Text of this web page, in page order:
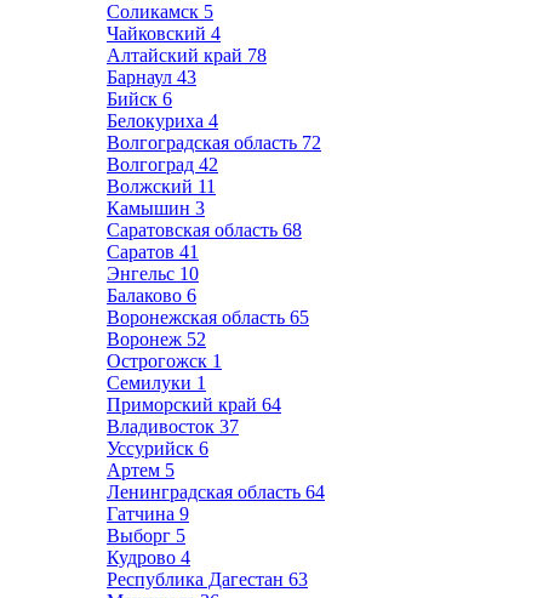
Соликамск 5
Чайковский 4
Алтайский край 78
Барнаул 43
Бийск 6
Белокуриха 4
Волгоградская область 72
Волгоград 42
Волжский 11
Камышин 3
Саратовская область 68
Саратов 41
Энгельс 10
Балаково 6
Воронежская область 65
Воронеж 52
Острогожск 1
Семилуки 1
Приморский край 64
Владивосток 37
Уссурийск 6
Артем 5
Ленинградская область 64
Гатчина 9
Выборг 5
Кудрово 4
Республика Дагестан 63